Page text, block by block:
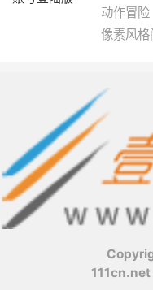
动作冒险
像素风